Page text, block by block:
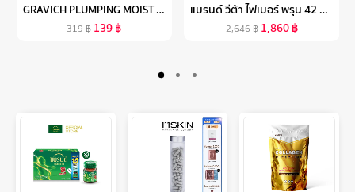
GRAVICH PLUMPING MOIST LIP SERUM 10 G
319฿ 139฿
แบรนด์ วีต้า ไฟเบอร์ พรุน 42 มล. แพค 12 ขวด X 6 แพค (72 ขวด) (ยกลัง) (VETA)
2,646฿ 1,860฿